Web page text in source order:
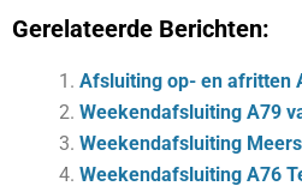
Gerelateerde Berichten:
Afsluiting op- en afritten
Weekendafsluiting A79
Weekendafsluiting
Weekendafsluiting A76